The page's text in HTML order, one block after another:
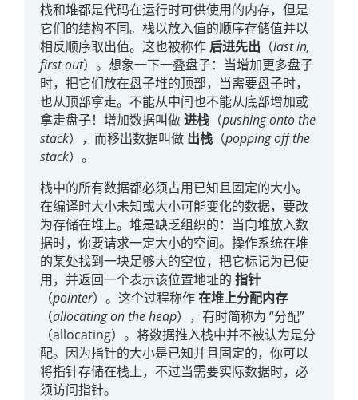
栈和堆都是代码在运行时可供使用的内存，但是
它们的结构不同。栈以放入值的顺序存储值并以
相反顺序取出值。这也被称作 后进先出 （last in,
first out）。想象一下一叠盘子：当增加更多盘子
时，把它们放在盘子堆的顶部，当需要盘子时，
也从顶部拿走。不能从中间也不能从底部增加或
拿走盘子！增加数据叫做进栈 （pushing onto the
stack），而移出数据叫做 出栈 （popping off the
stack）。
栈中的所有数据都必须占用已知且固定的大小。
在编译时大小未知或大小可能变化的数据，要改
为存储在堆上。堆是缺乏组织的：当向堆放入数
据时，你要请求一定大小的空间。操作系统在堆
的某处找到一块足够大的空位，把它标记为已使
用，并返回一个表示该位置地址的 指针
（pointer）。这个过程称作在堆上分配内存
（allocating on the heap），有时简称为 “分配”
（allocating）。将数据推入栈中并不被认为是分
配。因为指针的大小是已知并且固定的，你可以
将指针存储在栈上，不过当需要实际数据时，必
须访问指针。